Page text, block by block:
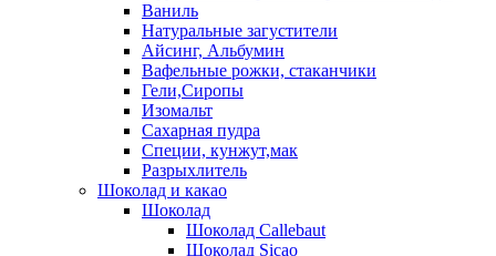
Ваниль
Натуральные загустители
Айсинг, Альбумин
Вафельные рожки, стаканчики
Гели,Сиропы
Изомальт
Сахарная пудра
Специи, кунжут,мак
Разрыхлитель
Шоколад и какао
Шоколад
Шоколад Callebaut
Шоколад Sicao